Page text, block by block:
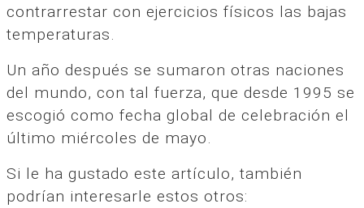
contrarrestar con ejercicios físicos las bajas
temperaturas.
Un año después se sumaron otras naciones
del mundo, con tal fuerza, que desde 1995 se
escogió como fecha global de celebración el
último miércoles de mayo.
Si le ha gustado este artículo, también
podrían interesarle estos otros: